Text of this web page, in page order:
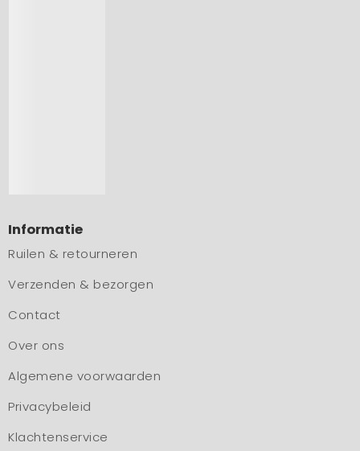
Informatie
Ruilen & retourneren
Verzenden & bezorgen
Contact
Over ons
Algemene voorwaarden
Privacybeleid
Klachtenservice